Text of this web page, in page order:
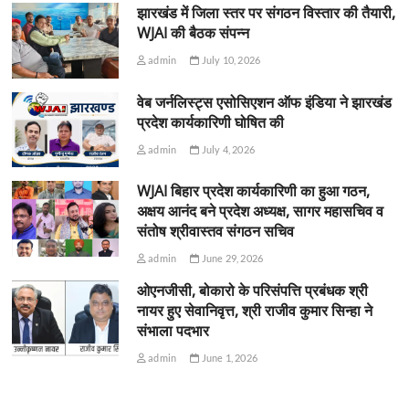
झारखंड में जिला स्तर पर संगठन विस्तार की तैयारी,
WJAI की बैठक संपन्न
admin July 10, 2026
वेब जर्नलिस्ट्स एसोसिएशन ऑफ इंडिया ने झारखंड
प्रदेश कार्यकारिणी घोषित की
admin July 4, 2026
WJAI बिहार प्रदेश कार्यकारिणी का हुआ गठन,
अक्षय आनंद बने प्रदेश अध्यक्ष, सागर महासचिव व
संतोष श्रीवास्तव संगठन सचिव
admin June 29, 2026
ओएनजीसी, बोकारो के परिसंपत्ति प्रबंधक श्री
नायर हुए सेवानिवृत्त, श्री राजीव कुमार सिन्हा ने
संभाला पदभार
admin June 1, 2026